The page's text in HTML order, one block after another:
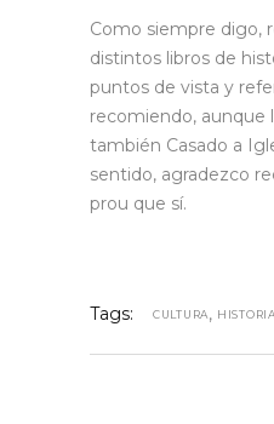
Como siempre digo,
distintos libros de
puntos de vista y
recomiendo, aunque
también Casado a
sentido, agradezco
prou que sí.
Tags: CULTURA,